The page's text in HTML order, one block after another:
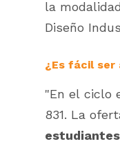
la
Diseño
¿Es fácil ser
"En el ciclo
831. La